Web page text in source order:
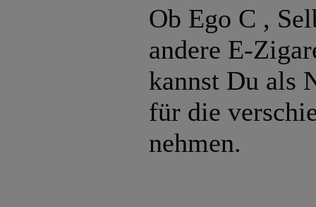
Ob Ego C ,
andere E-
kannst Du als
für die
nehmen.